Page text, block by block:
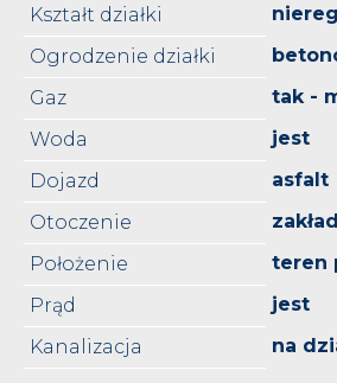
Kształt działki
Ogrodzenie działki
Gaz
tak -
Woda
jest
Dojazd
asfalt
Otoczenie
Położenie
teren
Prąd
jest
Kanalizacja
na